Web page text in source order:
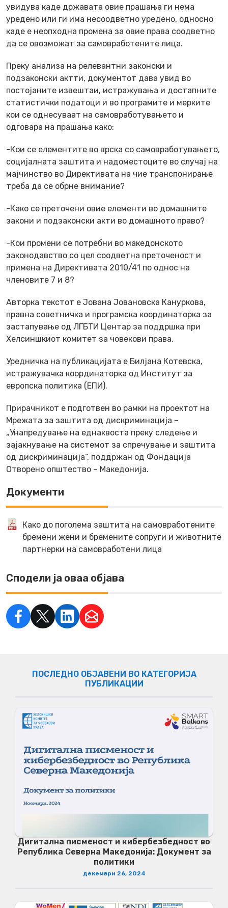
увидува каде државата овие прашања ги нема
уредено или ги има несоодветно уредено, односно
каде е неопходна промена за овие права соодветно
да се овозможат за самовработените лица.
Преку анализа на релевантни законски и
подзаконски актти, документот дава увид во
постојаните извештаи, истражувања и достапните
статистички податоци и во програмите и мерките
кои се однесуваат на самовработувањето и
одговара на прашања како:
-Кои се елементите во врска со самовработувањето,
социјалната заштита и надоместоците во случај на
мајчинство во Директивата на чие транспонирање
треба да се обрне внимание?
-Како се преточени овие елементи во домашните
закони и подзаконски акти во домашното право?
-Кои промени се потребни во македонското
законодавство со цел соодветна преточеност и
примена на Директивата 2010/41 по однос на
членовите 7 и 8?
Авторка текстот е Јована Јовановска Кануркова,
правна советничка и програмска координаторка за
застапување од ЛГБТИ Центар за поддршка при
Хелсиншкиот комитет за човекови права.
Уредничка на публикацијата е Билјана Котевска,
истражувачка координаторка од Институт за
европска политика (ЕПИ).
Прирачникот е подготвен во рамки на проектот на
Мрежата за заштита од дискриминација –
„Унапредување на еднаквоста преку следење и
зајакнување на системот за спречување и заштита
од дискриминација“, поддржан од Фондација
Отворено општество – Македонија.
Документи
Како до поголема заштита на самовработените
бремени жени и бремените сопруги и животните
партнерки на самовработени лица
Сподели ја оваа објава
ПОСЛЕДНО ОБЈАВЕНИ ВО КАТЕГОРИЈА
ПУБЛИКАЦИИ
Дигитална писменост и кибербезбедност во
Република Северна Македонија: Документ за
политики
декември 26, 2024